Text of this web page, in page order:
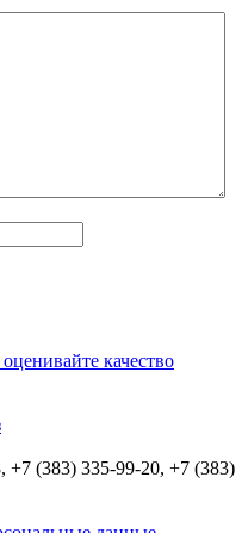
+7 (383) 335-99-20, +7 (383)